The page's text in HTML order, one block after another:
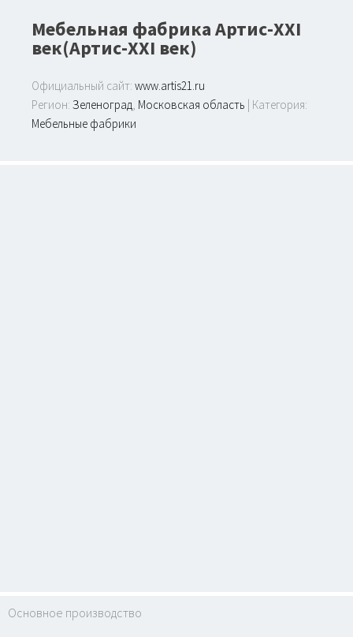
Мебельная фабрика Артис-XXI
век(Артис-XXI век)
Официальный сайт: www.artis21.ru
Регион: Зеленоград, Московская область | Категория:
Мебельные фабрики
Основное производство